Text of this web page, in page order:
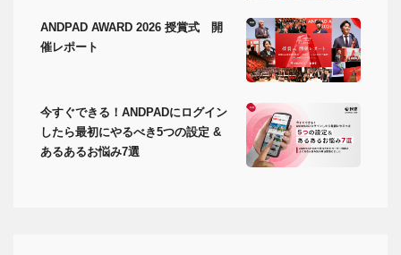
ANDPAD AWARD 2026 授賞式 開
催レポート
今すぐできる！ANDPADにログイン
したら最初にやるべき5つの設定 &
あるあるお悩み7選